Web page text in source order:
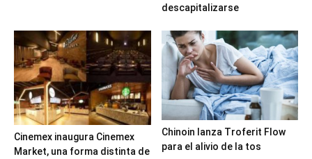
descapitalizarse
Cinemex inaugura Cinemex
Market, una forma distinta de
Chinoin lanza Troferit Flow
para el alivio de la tos